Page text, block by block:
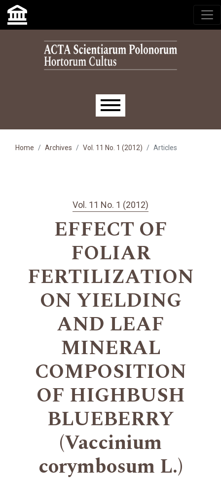
Skip to main navigation menu
Skip to main content
Skip to site footer
Main menu
Home Archives Vol. 11 No. 1 (2012) Articles
Vol. 11 No. 1 (2012)
EFFECT OF
FOLIAR
FERTILIZATION
ON YIELDING
AND LEAF
MINERAL
COMPOSITION
OF HIGHBUSH
BLUEBERRY
(Vaccinium
corymbosum L.)